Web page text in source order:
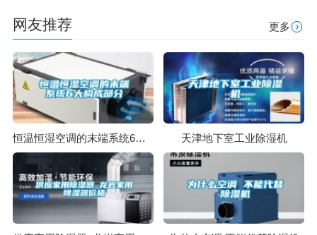
网友推荐 更多
恒温恒湿空调的末端系统6大构成部分 天津地下室工业除湿机